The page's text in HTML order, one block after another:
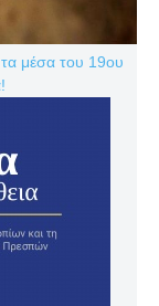
τα μέσα του 19ου